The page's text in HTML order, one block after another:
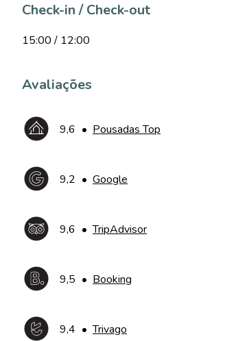
Check-in / Check-out
15:00 / 12:00
Avaliações
9,6 • Pousadas Top
9,2 • Google
9,6 •TripAdvisor
9,5 • Booking
9,4 •Trivago